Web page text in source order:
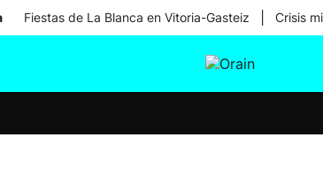
Fiestas de La Blanca en Vitoria-Gasteiz Crisis